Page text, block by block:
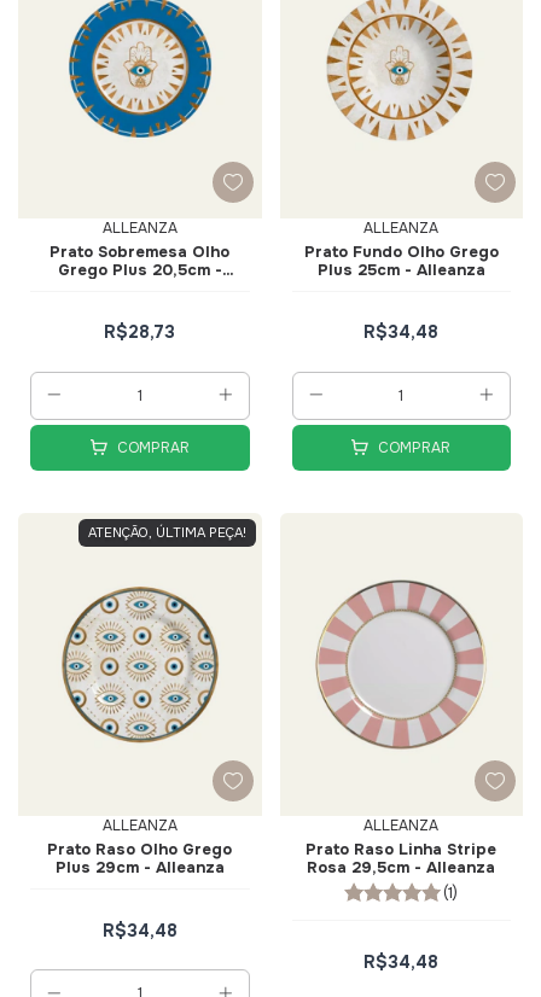
ALLEANZA
Prato Sobremesa Olho
Grego Plus 20,5cm -
R$28,73
COMPRAR
ALLEANZA
Prato Fundo Olho Grego
Plus 25cm - Alleanza
R$34,48
COMPRAR
ATENÇÃO, ÚLTIMA PEÇA!
ALLEANZA
Prato Raso Olho Grego
Plus 29cm - Alleanza
R$34,48
ALLEANZA
Prato Raso Linha Stripe
Rosa 29,5cm - Alleanza
(1)
R$34,48